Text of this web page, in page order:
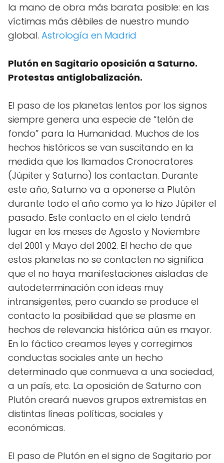
la mano de obra más barata posible: en las
víctimas más débiles de nuestro mundo
global. Astrología en Madrid
Plutón en Sagitario oposición a Saturno.
Protestas antiglobalización.
El paso de los planetas lentos por los signos
siempre genera una especie de “telón de
fondo” para la Humanidad. Muchos de los
hechos históricos se van suscitando en la
medida que los llamados Cronocratores
(Júpiter y Saturno) los contactan. Durante
este año, Saturno va a oponerse a Plutón
durante todo el año como ya lo hizo Júpiter el
pasado. Este contacto en el cielo tendrá
lugar en los meses de Agosto y Noviembre
del 2001 y Mayo del 2002. El hecho de que
estos planetas no se contacten no significa
que el no haya manifestaciones aisladas de
autodeterminación con ideas muy
intransigentes, pero cuando se produce el
contacto la posibilidad que se plasme en
hechos de relevancia histórica aún es mayor.
En lo fáctico creamos leyes y corregimos
conductas sociales ante un hecho
determinado que conmueva a una sociedad,
a un país, etc. La oposición de Saturno con
Plutón creará nuevos grupos extremistas en
distintas líneas políticas, sociales y
económicas.
El paso de Plutón en el signo de Sagitario por